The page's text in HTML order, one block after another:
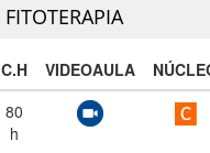
FITOTERAPIA
C.H VIDEOAULA
80
h